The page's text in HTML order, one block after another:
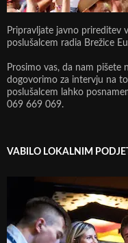
Pripravljate javno prireditev
poslušalcem radia Brežice
Prosimo vas, da nam pišete
dogovorimo za intervju na
poslušalcem lahko
069 669 069.
VABILO LOKALNIM